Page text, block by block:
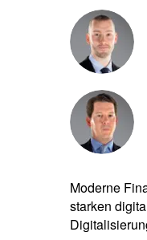
Moderne
starken